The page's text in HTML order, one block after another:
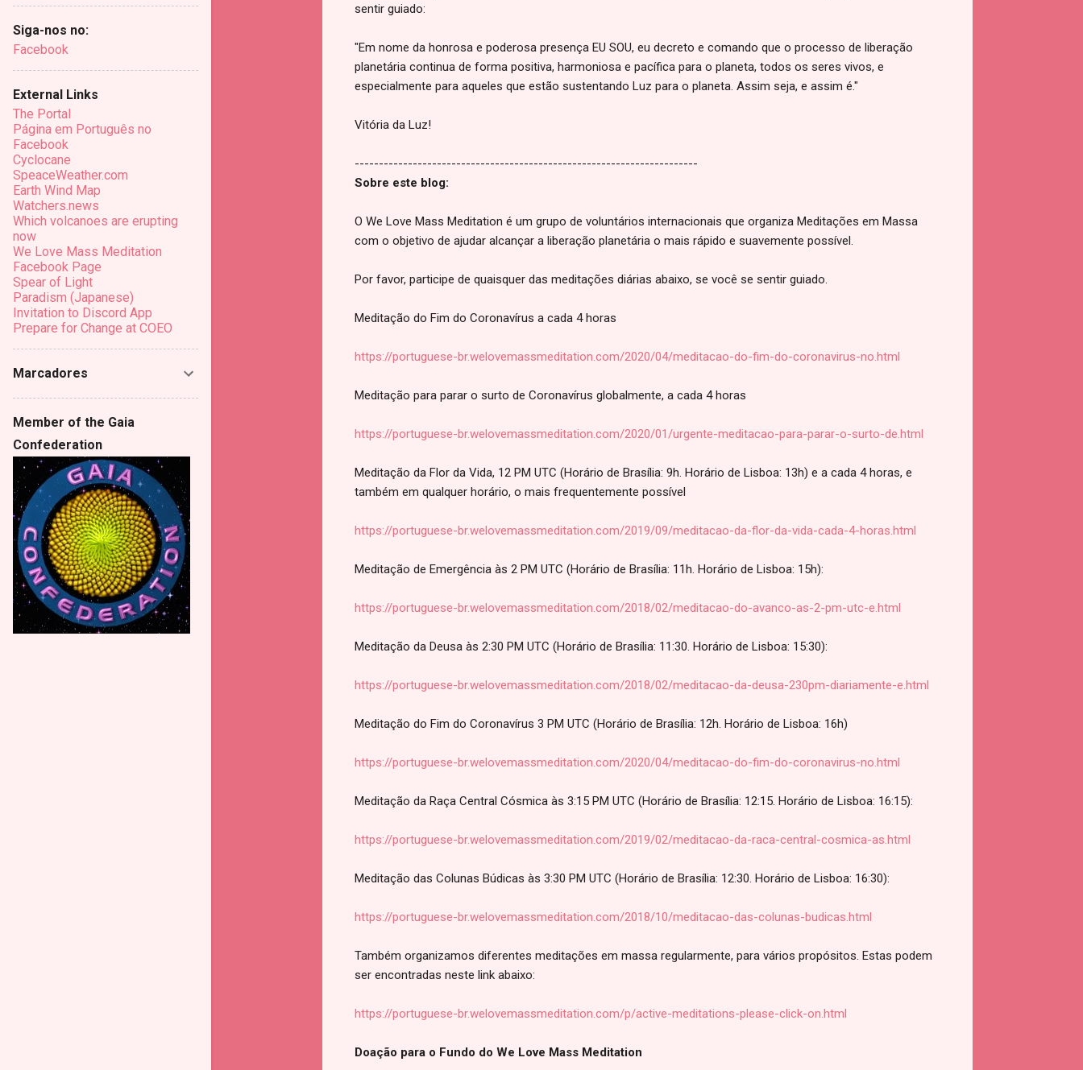
sentir guiado:
"Em nome da honrosa e poderosa presença EU SOU, eu decreto e comando que o processo de liberação
planetária continua de forma positiva, harmoniosa e pacífica para o planeta, todos os seres vivos, e
especialmente para aqueles que estão sustentando Luz para o planeta. Assim seja, e assim é."
Vitória da Luz!
-----------------------------------------------------------------------
Sobre este blog:
O We Love Mass Meditation é um grupo de voluntários internacionais que organiza Meditações em Massa
com o objetivo de ajudar alcançar a liberação planetária o mais rápido e suavemente possível.
Por favor, participe de quaisquer das meditações diárias abaixo, se você se sentir guiado.
Meditação do Fim do Coronavírus a cada 4 horas
https://portuguese-br.welovemassmeditation.com/2020/04/meditacao-do-fim-do-coronavirus-no.html
Meditação para parar o surto de Coronavírus globalmente, a cada 4 horas
https://portuguese-br.welovemassmeditation.com/2020/01/urgente-meditacao-para-parar-o-surto-de.html
Meditação da Flor da Vida, 12 PM UTC (Horário de Brasília: 9h. Horário de Lisboa: 13h) e a cada 4 horas, e
também em qualquer horário, o mais frequentemente possível
https://portuguese-br.welovemassmeditation.com/2019/09/meditacao-da-flor-da-vida-cada-4-horas.html
Meditação de Emergência às 2 PM UTC (Horário de Brasília: 11h. Horário de Lisboa: 15h):
https://portuguese-br.welovemassmeditation.com/2018/02/meditacao-do-avanco-as-2-pm-utc-e.html
Meditação da Deusa às 2:30 PM UTC (Horário de Brasília: 11:30. Horário de Lisboa: 15:30):
https://portuguese-br.welovemassmeditation.com/2018/02/meditacao-da-deusa-230pm-diariamente-e.html
Meditação do Fim do Coronavírus 3 PM UTC (Horário de Brasília: 12h. Horário de Lisboa: 16h)
https://portuguese-br.welovemassmeditation.com/2020/04/meditacao-do-fim-do-coronavirus-no.html
Meditação da Raça Central Cósmica às 3:15 PM UTC (Horário de Brasília: 12:15. Horário de Lisboa: 16:15):
https://portuguese-br.welovemassmeditation.com/2019/02/meditacao-da-raca-central-cosmica-as.html
Meditação das Colunas Búdicas às 3:30 PM UTC (Horário de Brasília: 12:30. Horário de Lisboa: 16:30):
https://portuguese-br.welovemassmeditation.com/2018/10/meditacao-das-colunas-budicas.html
Também organizamos diferentes meditações em massa regularmente, para vários propósitos. Estas podem
ser encontradas neste link abaixo:
https://portuguese-br.welovemassmeditation.com/p/active-meditations-please-click-on.html
Doação para o Fundo do We Love Mass Meditation
Siga-nos no:
Facebook
External Links
The Portal
Página em Português no
Facebook
Cyclocane
SpeaceWeather.com
Earth Wind Map
Watchers.news
Which volcanoes are erupting
now
We Love Mass Meditation
Facebook Page
Spear of Light
Paradism (Japanese)
Invitation to Discord App
Prepare for Change at COEO
Marcadores
Member of the Gaia
Confederation